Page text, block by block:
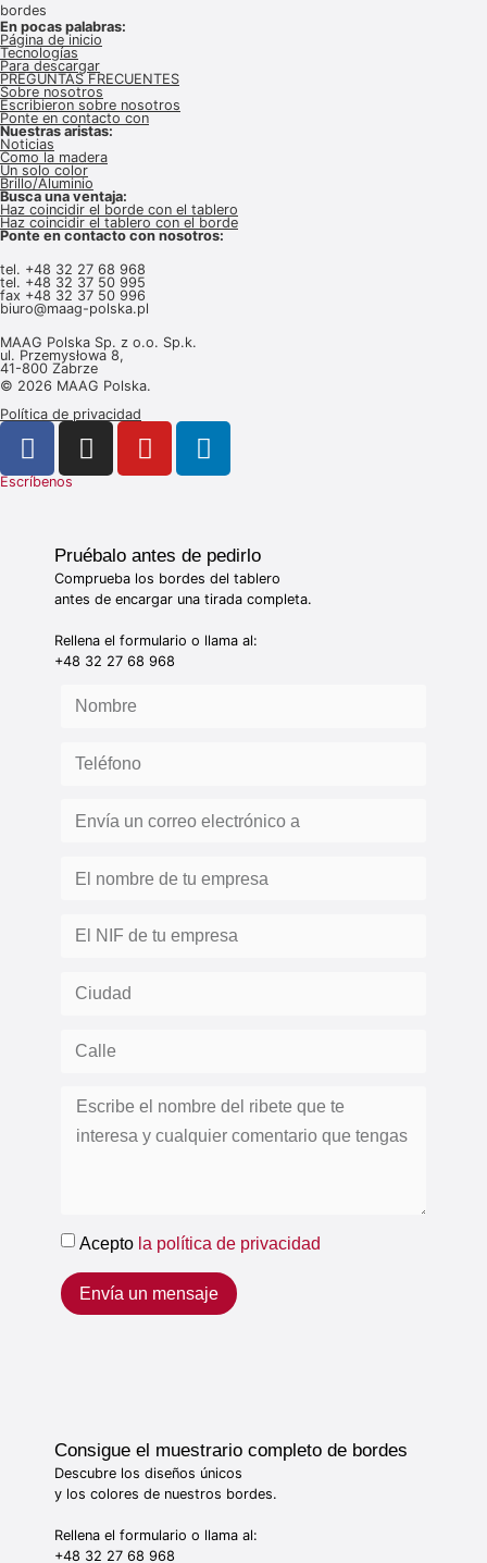
bordes
En pocas palabras:
Página de inicio
Tecnologías
Para descargar
PREGUNTAS FRECUENTES
Sobre nosotros
Escribieron sobre nosotros
Ponte en contacto con
Nuestras aristas:
Noticias
Como la madera
Un solo color
Brillo/Aluminio
Busca una ventaja:
Haz coincidir el borde con el tablero
Haz coincidir el tablero con el borde
Ponte en contacto con nosotros:
tel. +48 32 27 68 968
tel. +48 32 37 50 995
fax +48 32 37 50 996
biuro@maag-polska.pl
MAAG Polska Sp. z o.o. Sp.k.
ul. Przemysłowa 8,
41-800 Zabrze
© 2026 MAAG Polska.
Política de privacidad
Escríbenos
Pruébalo antes de pedirlo
Comprueba los bordes del tablero
antes de encargar una tirada completa.
Rellena el formulario o llama al:
+48 32 27 68 968
Acepto la política de privacidad
Envía un mensaje
Consigue el muestrario completo de bordes
Descubre los diseños únicos
y los colores de nuestros bordes.
Rellena el formulario o llama al:
+48 32 27 68 968